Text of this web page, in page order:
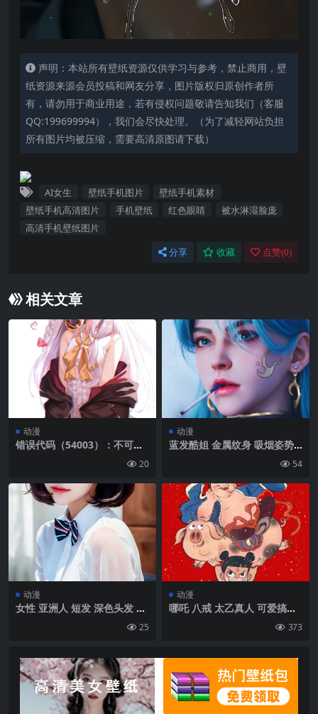
声明：本站所有壁纸资源仅供学习与参考，禁止商用，壁
纸资源来源会员投稿和网友分享，图片版权归原创作者所
有，请勿用于商业用途，若有侵权问题敬请告知我们（客服
QQ:199699994），我们会尽快处理。（为了减轻网站负担
所有图片均被压缩，需要高清原图请下载）
AI女生 壁纸手机图片
壁纸手机素材
壁纸手机高清图片
手机壁纸 红色眼睛
被水淋湿脸庞
高清手机壁纸图片
分享 收藏 点赞(0)
相关文章
动漫
错误代码（54003）：不可预
sizuo.org/locoy-baidutrans
20
动漫
蓝发酷姐 金属纹身 吸烟姿势
54
动漫
女性 亚洲人 短发 深色头发 观
25
动漫
哪吒 八戒 太乙真人 可爱搞笑
373